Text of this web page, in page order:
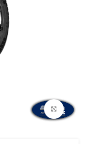
بزرگنمایی تصویر